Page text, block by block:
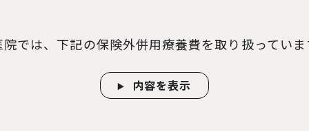
院では、下記の保険外併用療養費を取り扱っていま